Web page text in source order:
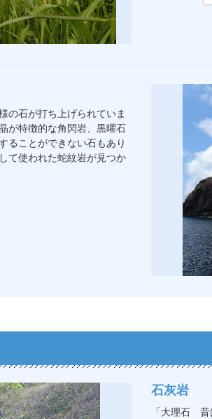
の石が打ち上げられていま
が特徴的な角閃岩、黒曜石
ることができない石もあり
て使われた蛇紋岩が見つか
石灰岩
「大理石 昔